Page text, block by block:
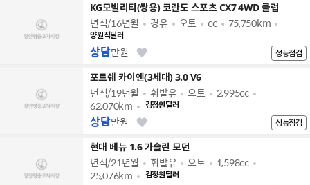
KG모빌리티(쌍용) 코란도 스포츠 CX7 4WD 클럽
년식/16년월 경유 오토 cc 75,750km
양원직딜러
성능점검
상담만원
포르쉐 카이엔(3세대) 3.0 V6
년식/19년월 휘발유 오토
2,995cc
62,070km
김정원딜러
성능점검
상담만원
현대 베뉴 1.6 가솔린 모던
년식/21년월 휘발유 오토
1,598cc
25,076km
김정원딜러